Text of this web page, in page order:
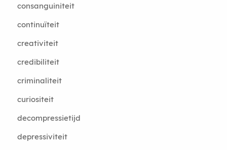
consanguiniteit
continuïteit
creativiteit
credibiliteit
criminaliteit
curiositeit
decompressietijd
depressiviteit